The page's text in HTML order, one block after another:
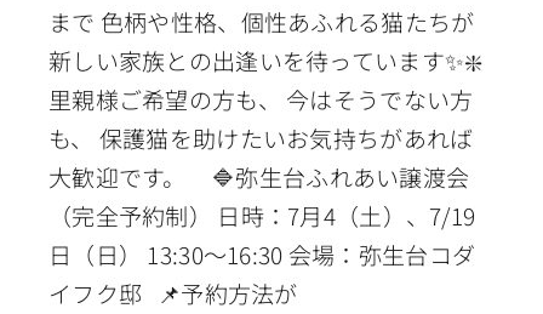
まで 色柄や性格、個性あふれる猫たちが
新しい家族との出逢いを待っています✨❇️
里親様ご希望の方も、 今はそうでない方
も、 保護猫を助けたいお気持ちがあれば
大歓迎です。 🔷弥生台ふれあい譲渡会
（完全予約制） 日時：7月4（土）、7/19
日（日） 13:30〜16:30 会場：弥生台コダ
イフク邸 📌予約方法が